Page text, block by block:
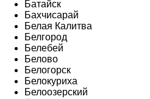
Батайск
Бахчисарай
Белая Калитва
Белгород
Белебей
Белово
Белогорск
Белокуриха
Белоозерский